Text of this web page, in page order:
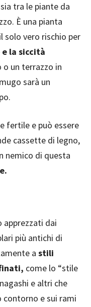
tra le piante da
È una pianta
solo vero rischio per
e la siccità
o un terrazzo in
sarà un
fertile e può essere
cassette di legno,
nemico di questa
apprezzati dai
più antichi di
a stili
come lo “stile
e altri che
contorno e sui rami